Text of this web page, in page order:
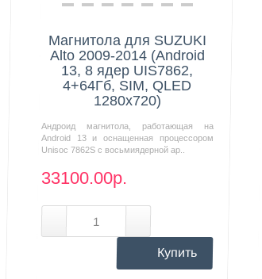
Нашли дешевле?
Магнитола для SUZUKI
Alto 2009-2014 (Android
13, 8 ядер UIS7862,
4+64Гб, SIM, QLED
1280x720)
Андроид магнитола, работающая на
Android 13 и оснащенная процессором
Unisoc 7862S с восьмиядерной ар..
33100.00р.
Купить